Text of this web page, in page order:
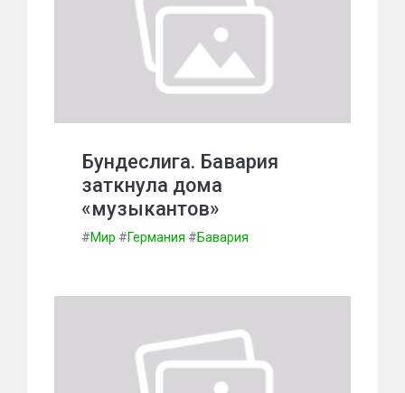
Бундеслига. Бавария
заткнула дома
«музыкантов»
#Мир #Германия #Бавария